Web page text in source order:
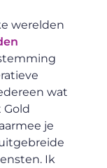
werelden
wat
Gold
je
Ik